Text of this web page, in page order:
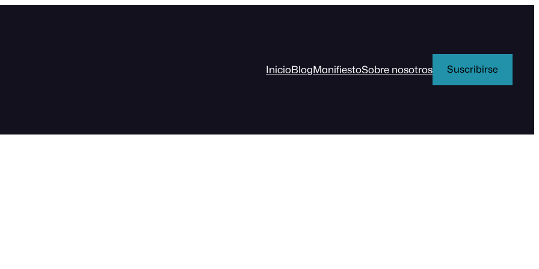
InicioBlogManifiestoSobre nosotros Suscribirse